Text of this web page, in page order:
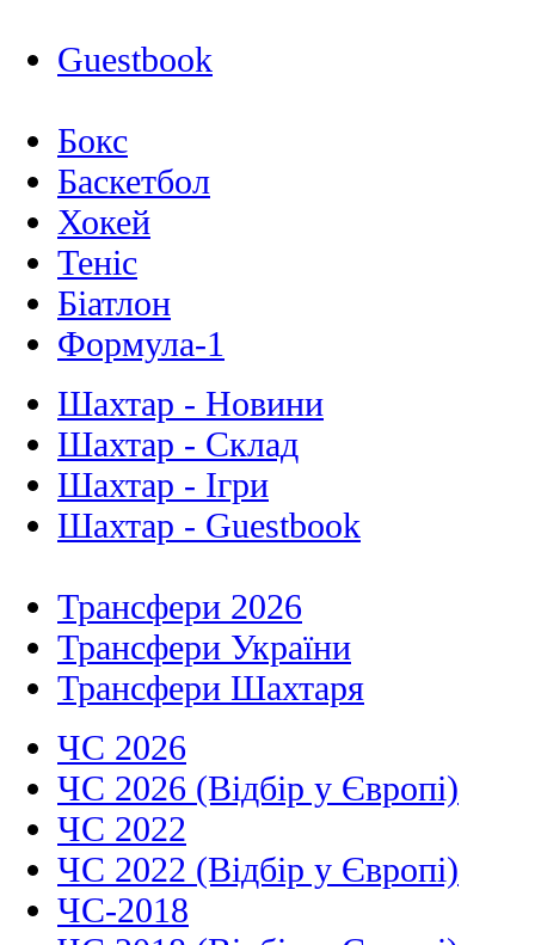
Guestbook
Бокс
Баскетбол
Хокей
Теніс
Біатлон
Формула-1
Шахтар - Новини
Шахтар - Склад
Шахтар - Ігри
Шахтар - Guestbook
Трансфери 2026
Трансфери України
Трансфери Шахтаря
ЧС 2026
ЧС 2026 (Відбір у Європі)
ЧС 2022
ЧС 2022 (Відбір у Європі)
ЧС-2018